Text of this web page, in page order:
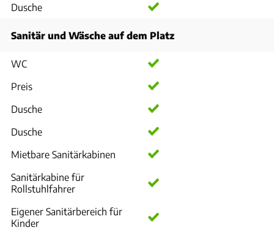
Dusche
Sanitär und Wäsche auf dem Platz
WC
Preis
Dusche
Dusche
Mietbare Sanitärkabinen
Sanitärkabine für
Rollstuhlfahrer
Eigener Sanitärbereich für
Kinder